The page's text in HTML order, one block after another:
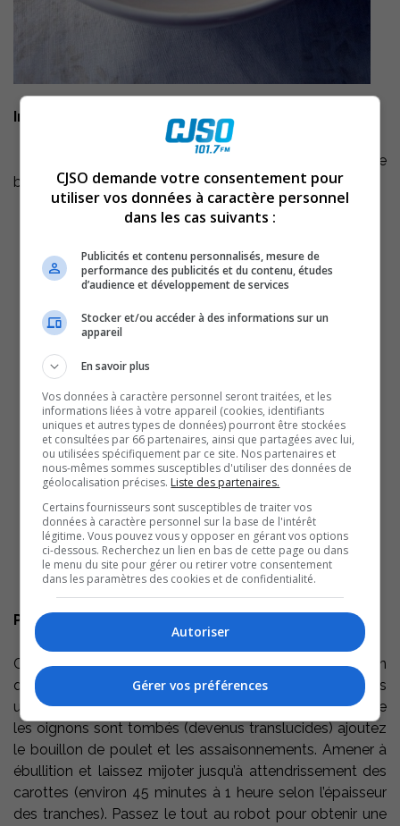
Ingrédients:
– 225g de beurre ou de margarine (Becel au goût de
beurre préférablement)
– 6 grosses carottes
– 2 pommes
– 1 gros oignon espagnol
– 4 gousses d’ail
– 2 litres de bouillon de poulet
– 1 c.-a-thé de safran
– 1 c.-à-thé de cari
– 1 c.-à-thé d’herbes de provence
– sel et poivre au goût
Préparation:
Couper les carottes en tranches fines et les pommes en
quartier. Hachez l’oignon finement et mettre le tout dans
une casserole dans le beurre fondu. Ajoutez l’ail. Lorsque
les oignons sont tombés (devenus translucides) ajoutez
le bouillon de poulet et les assaisonnements. Amener à
ébullition et laissez mijoter jusqu’à attendrissement des
carottes (environ 45 minutes à 1 heure selon l’épaisseur
des tranches). Passez le tout au robot pour obtenir une
CJSO demande votre consentement pour
utiliser vos données à caractère personnel
dans les cas suivants :
Publicités et contenu personnalisés, mesure de
performance des publicités et du contenu, études
d’audience et développement de services
Stocker et/ou accéder à des informations sur un
appareil
En savoir plus
Vos données à caractère personnel seront traitées, et les
informations liées à votre appareil (cookies, identifiants
uniques et autres types de données) pourront être stockées
et consultées par 66 partenaires, ainsi que partagées avec lui,
ou utilisées spécifiquement par ce site. Nos partenaires et
nous-mêmes sommes susceptibles d'utiliser des données de
géolocalisation précises. Liste des partenaires.
Certains fournisseurs sont susceptibles de traiter vos
données à caractère personnel sur la base de l'intérêt
légitime. Vous pouvez vous y opposer en gérant vos options
ci-dessous. Recherchez un lien en bas de cette page ou dans
le menu du site pour gérer ou retirer votre consentement
dans les paramètres des cookies et de confidentialité.
Autoriser
Gérer vos préférences